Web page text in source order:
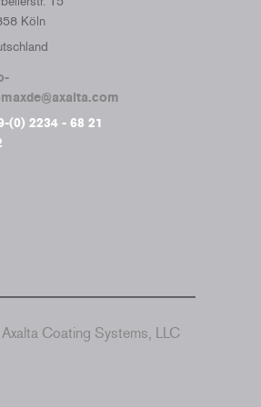
Köln
(0) 2234 - 68 21
Coating Systems, LLC